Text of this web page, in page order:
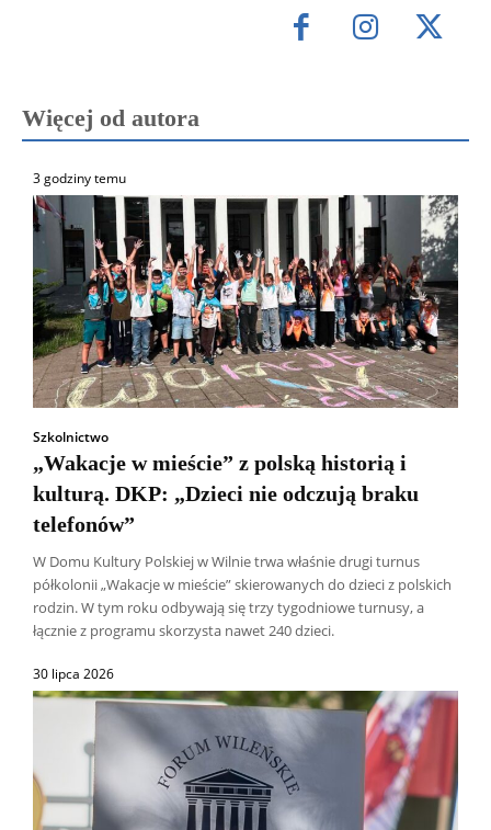
Więcej od autora
3 godziny temu
Szkolnictwo
„Wakacje w mieście” z polską historią i
kulturą. DKP: „Dzieci nie odczują braku
telefonów”
W Domu Kultury Polskiej w Wilnie trwa właśnie drugi turnus
półkolonii „Wakacje w mieście” skierowanych do dzieci z polskich
rodzin. W tym roku odbywają się trzy tygodniowe turnusy, a
łącznie z programu skorzysta nawet 240 dzieci.
30 lipca 2026